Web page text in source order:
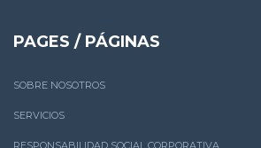
PAGES / PÁGINAS
SOBRE NOSOTROS
SERVICIOS